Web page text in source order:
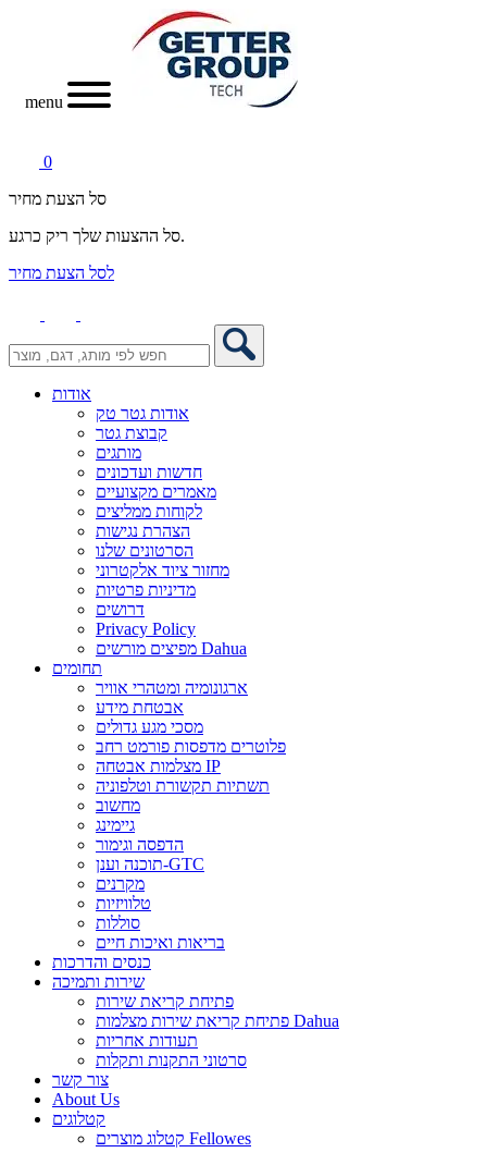
menu
0
סל הצעת מחיר
סל ההצעות שלך ריק כרגע.
לסל הצעת מחיר
אודות
אודות גטר טק
קבוצת גטר
מותגים
חדשות ועדכונים
מאמרים מקצועיים
לקוחות ממליצים
הצהרת נגישות
הסרטונים שלנו
מחזור ציוד אלקטרוני
מדיניות פרטיות
דרושים
Privacy Policy
מפיצים מורשים Dahua
תחומים
ארגונומיה ומטהרי אוויר
אבטחת מידע
מסכי מגע גדולים
פלוטרים מדפסות פורמט רחב
מצלמות אבטחה IP
תשתיות תקשורת וטלפוניה
מחשוב
גיימינג
הדפסה וגימור
תוכנה וענן-GTC
מקרנים
טלוויזיות
סוללות
בריאות ואיכות חיים
כנסים והדרכות
שירות ותמיכה
פתיחת קריאת שירות
פתיחת קריאת שירות מצלמות Dahua
תעודות אחריות
סרטוני התקנות ותקלות
צור קשר
About Us
קטלוגים
קטלוג מוצרים Fellowes